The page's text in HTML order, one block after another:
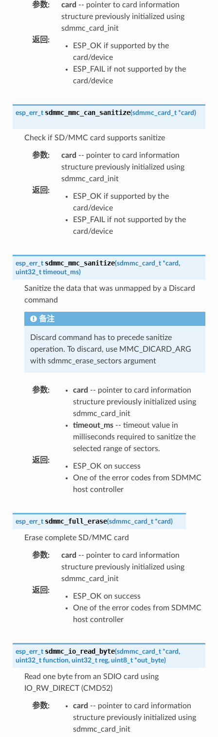
参数: card -- pointer to card information
structure previously initialized using
sdmmc_card_init
返回 :
ESP_OK if supported by the
card/device
ESP_FAIL if not supported by the
card/device
esp_err_t sdmmc_mmc_can_sanitize(sdmmc_card_t *card)
Check if SD/MMC card supports sanitize
参数: card -- pointer to card information
structure previously initialized using
sdmmc_card_init
返回 :
ESP_OK if supported by the
card/device
ESP_FAIL if not supported by the
card/device
esp_err_t sdmmc_mmc_sanitize(sdmmc_card_t *card,
uint32_t timeout_ms)
Sanitize the data that was unmapped by a Discard
command
备注
Discard command has to precede sanitize
operation. To discard, use MMC_DICARD_ARG
with sdmmc_erase_sectors argument
参数: card -- pointer to card information
structure previously initialized using
sdmmc_card_init
timeout_ms-- timeout value in
milliseconds required to sanitize the
selected range of sectors.
返回 :
ESP_OK on success
One of the error codes from SDMMC
host controller
esp_err_t sdmmc_full_erase(sdmmc_card_t *card)
Erase complete SD/MMC card
参数: card -- pointer to card information
structure previously initialized using
sdmmc_card_init
返回 :
ESP_OK on success
One of the error codes from SDMMC
host controller
esp_err_t sdmmc_io_read_byte(sdmmc_card_t *card,
uint32_t function, uint32_t reg, uint8_t *out_byte)
Read one byte from an SDIO card using
IO_RW_DIRECT (CMD52)
参数: card -- pointer to card information
structure previously initialized using
sdmmc_card_init